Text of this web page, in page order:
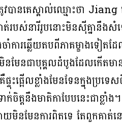
បានគេស្គាល់ឈ្មោះថា
ត់របស់នារីរូបនោះមិនស៊ីគ្នានឹ
ាំការឆ្លើយតបពីភាគម្ខាងទៀ
ែនជាបុគ្គលដំបូងដែលកើតម
ះផ្អើលខ្លាំងមែនទែនក្នុងប្រ
ក់ចិត្តនឹងមាតិកាបែបនេះជាខ្
ាយមិនមែនការពិតទេ តែពួកគ